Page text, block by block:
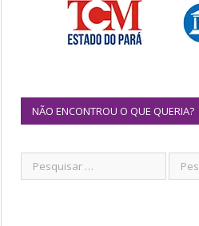
NÃO ENCONTROU O QUE QUERIA?